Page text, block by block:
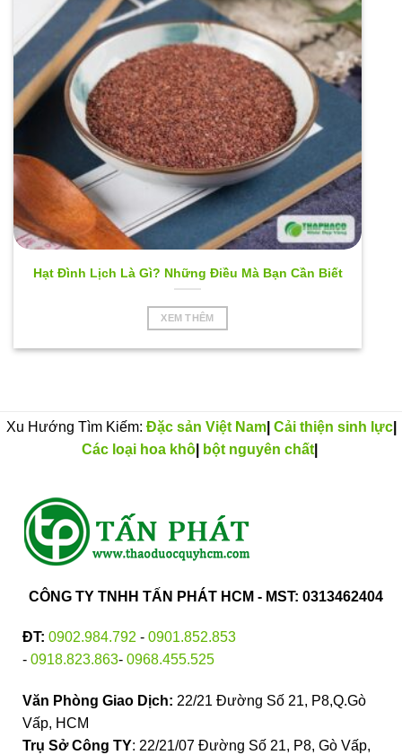
Hạt Đình Lịch Là Gì? Những Điều Mà Bạn Cần Biết
XEM THÊM
Xu Hướng Tìm Kiếm: Đặc sản Việt Nam| Cải thiện sinh lực|
Các loại hoa khô| bột nguyên chất|
CÔNG TY TNHH TẤN PHÁT HCM - MST: 0313462404
ĐT: 0902.984.792 - 0901.852.853
- 0918.823.863- 0968.455.525
Văn Phòng Giao Dịch: 22/21 Đường Số 21, P8,Q.Gò
Vấp, HCM
Trụ Sở Công TY: 22/21/07 Đường Số 21, P8, Gò Vấp,